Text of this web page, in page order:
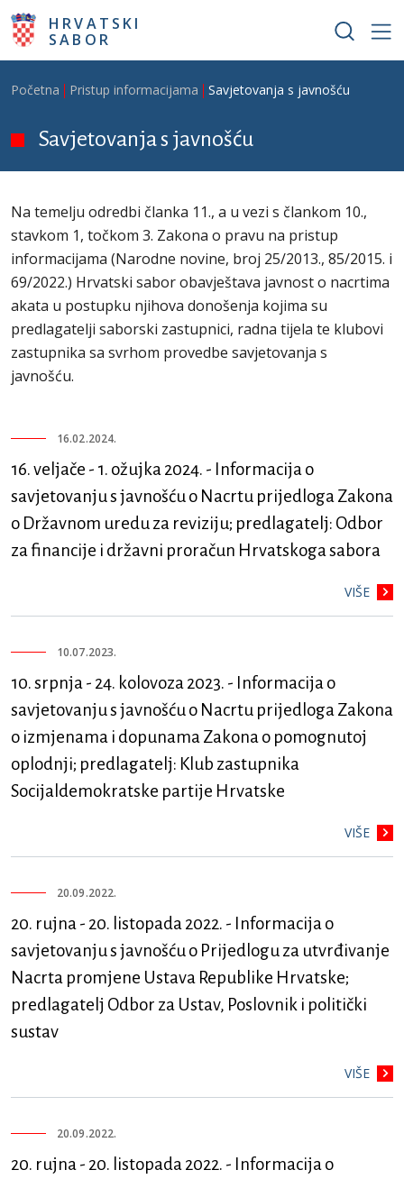
Skoči na glavni sadržaj
HRVATSKI
SABOR
Breadcrumb
Početna Pristup informacijama Savjetovanja s javnošću
Savjetovanja s javnošću
Na temelju odredbi članka 11., a u vezi s člankom 10.,
stavkom 1, točkom 3. Zakona o pravu na pristup
informacijama (Narodne novine, broj 25/2013., 85/2015. i
69/2022.) Hrvatski sabor obavještava javnost o nacrtima
akata u postupku njihova donošenja kojima su
predlagatelji saborski zastupnici, radna tijela te klubovi
zastupnika sa svrhom provedbe savjetovanja s
javnošću.
16.02.2024.
16. veljače - 1. ožujka 2024. - Informacija o
savjetovanju s javnošću o Nacrtu prijedloga Zakona
o Državnom uredu za reviziju; predlagatelj: Odbor
za financije i državni proračun Hrvatskoga sabora
VIŠE
10.07.2023.
10. srpnja - 24. kolovoza 2023. - Informacija o
savjetovanju s javnošću o Nacrtu prijedloga Zakona
o izmjenama i dopunama Zakona o pomognutoj
oplodnji; predlagatelj: Klub zastupnika
Socijaldemokratske partije Hrvatske
VIŠE
20.09.2022.
20. rujna - 20. listopada 2022. - Informacija o
savjetovanju s javnošću o Prijedlogu za utvrđivanje
Nacrta promjene Ustava Republike Hrvatske;
predlagatelj Odbor za Ustav, Poslovnik i politički
sustav
VIŠE
20.09.2022.
20. rujna - 20. listopada 2022. - Informacija o